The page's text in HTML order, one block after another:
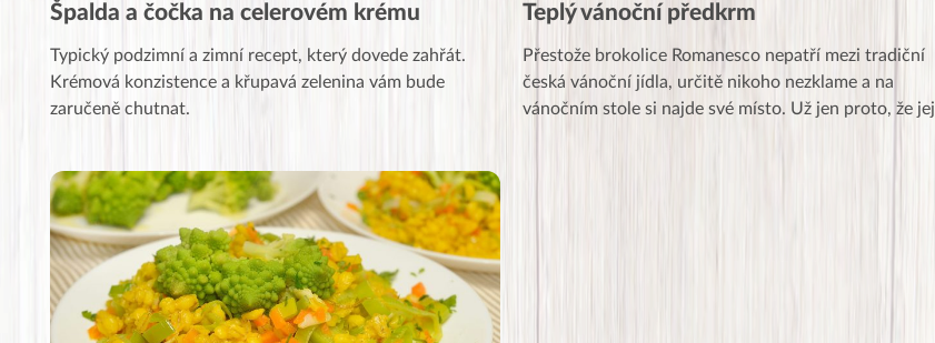
Špalda a čočka na celerovém krému
Typický podzimní a zimní recept, který dovede zahřát.
Krémová konzistence a křupavá zelenina vám bude
zaručeně chutnat.
Teplý vánoční předkrm
Přestože brokolice Romanesco nepatří mezi tradiční
česká vánoční jídla, určitě nikoho nezklame a na
vánočním stole si najde své místo. Už jen proto, že jej